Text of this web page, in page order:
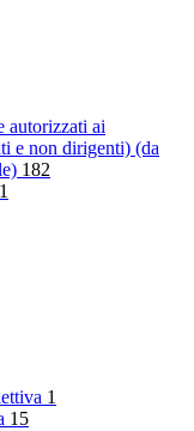
autorizzati ai
e non dirigenti) (da
182
1
1
15